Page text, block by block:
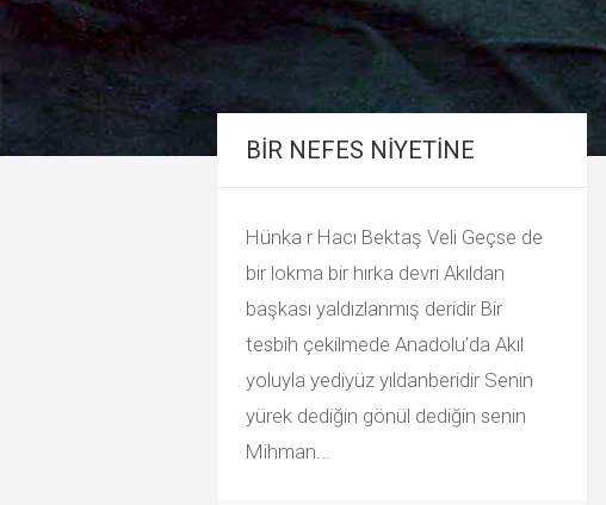
BİR NEFES NİYETİNE
Hünka r Hacı Bektaş Veli Geçse de
bir lokma bir hırka devri Akıldan
başkası yaldızlanmış deridir Bir
tesbih çekilmede Anadolu’da Akıl
yoluyla yediyüz yıldanberidir Senin
yürek dediğin gönül dediğin senin
Mihman...